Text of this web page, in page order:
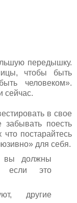
передышку.
чтобы быть
человеком».
сейчас.
в свое
поесть
постарайтесь
для себя.
вы должны
если это
другие